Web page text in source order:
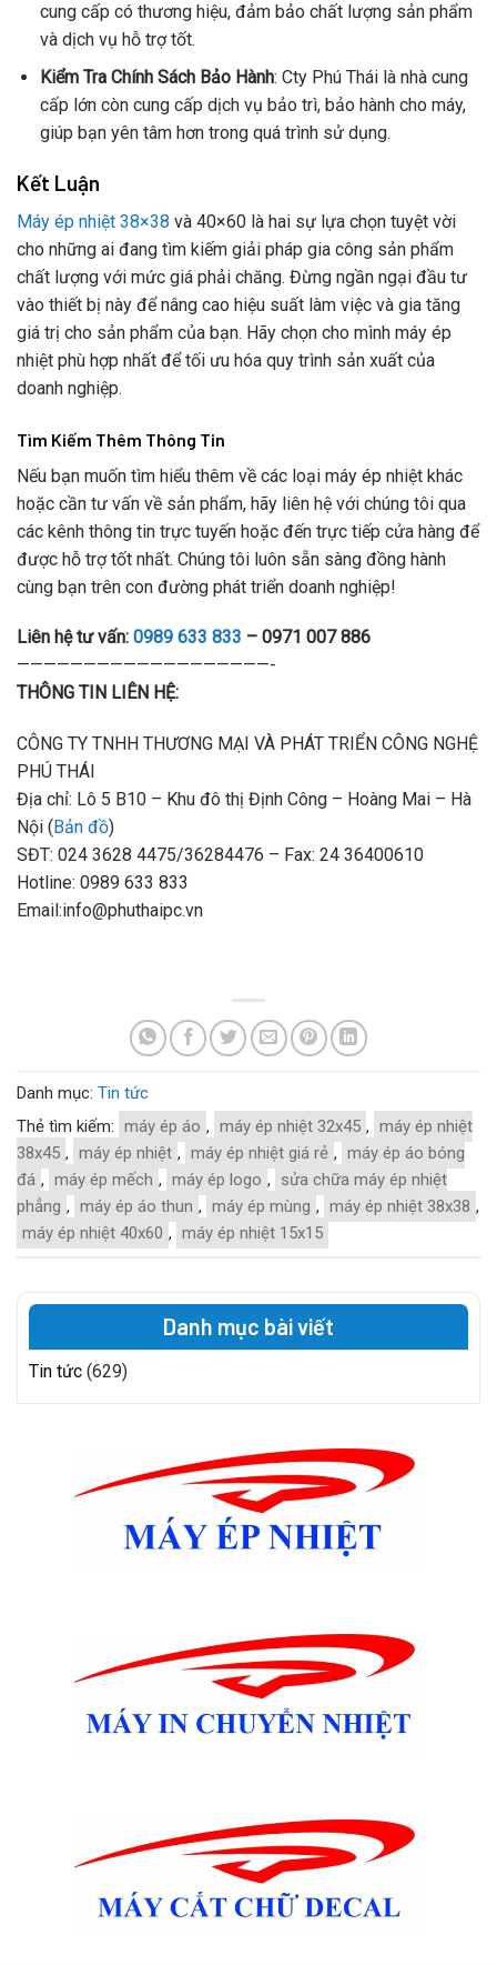
cung cấp có thương hiệu, đảm bảo chất lượng sản phẩm
và dịch vụ hỗ trợ tốt.
Kiểm Tra Chính Sách Bảo Hành: Cty Phú Thái là nhà cung
cấp lớn còn cung cấp dịch vụ bảo trì, bảo hành cho máy,
giúp bạn yên tâm hơn trong quá trình sử dụng.
Kết Luận
Máy ép nhiệt 38×38 và 40×60 là hai sự lựa chọn tuyệt vời
cho những ai đang tìm kiếm giải pháp gia công sản phẩm
chất lượng với mức giá phải chăng. Đừng ngần ngại đầu tư
vào thiết bị này để nâng cao hiệu suất làm việc và gia tăng
giá trị cho sản phẩm của bạn. Hãy chọn cho mình máy ép
nhiệt phù hợp nhất để tối ưu hóa quy trình sản xuất của
doanh nghiệp.
Tìm Kiếm Thêm Thông Tin
Nếu bạn muốn tìm hiểu thêm về các loại máy ép nhiệt khác
hoặc cần tư vấn về sản phẩm, hãy liên hệ với chúng tôi qua
các kênh thông tin trực tuyến hoặc đến trực tiếp cửa hàng để
được hỗ trợ tốt nhất. Chúng tôi luôn sẵn sàng đồng hành
cùng bạn trên con đường phát triển doanh nghiệp!
Liên hệ tư vấn: 0989 633 833 – 0971 007 886
———————————————————-
THÔNG TIN LIÊN HỆ:
CÔNG TY TNHH THƯƠNG MẠI VÀ PHÁT TRIỂN CÔNG NGHỆ
PHÚ THÁI
Địa chỉ: Lô 5 B10 – Khu đô thị Định Công – Hoàng Mai – Hà
Nội ( Bản đồ)
SĐT: 024 3628 4475/36284476 – Fax: 24 36400610
Hotline: 0989 633 833
Email:info@phuthaipc.vn
Danh mục: Tin tức
Thẻ tìm kiếm: máy ép áo , máy ép nhiệt 32x45 , máy ép nhiệt
38x45 , máy ép nhiệt , máy ép nhiệt giá rẻ , máy ép áo bóng
đá , máy ép mếch , máy ép logo ,
sửa chữa máy ép nhiệt
phẳng , máy ép áo thun , máy ép mùng , máy ép nhiệt 38x38 ,
máy ép nhiệt 40x60 , máy ép nhiệt 15x15
Danh mục bài viết
Tin tức (629)